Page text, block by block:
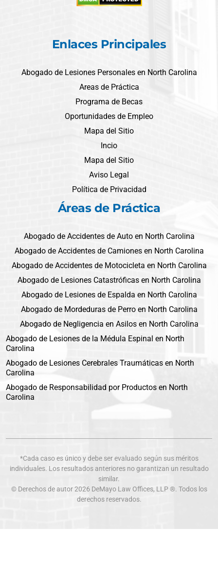
Enlaces Principales
Abogado de Lesiones Personales en North Carolina
Areas de Práctica
Programa de Becas
Oportunidades de Empleo
Mapa del Sitio
Incio
Mapa del Sitio
Aviso Legal
Política de Privacidad
Áreas de Práctica
Abogado de Accidentes de Auto en North Carolina
Abogado de Accidentes de Camiones en North Carolina
Abogado de Accidentes de Motocicleta en North Carolina
Abogado de Lesiones Catastróficas en North Carolina
Abogado de Lesiones de Espalda en North Carolina
Abogado de Mordeduras de Perro en North Carolina
Abogado de Negligencia en Asilos en North Carolina
Abogado de Lesiones de la Médula Espinal en North
Carolina
Abogado de Lesiones Cerebrales Traumáticas en North
Carolina
Abogado de Responsabilidad por Productos en North
Carolina
*Cada caso es único y debe ser evaluado según sus méritos
individuales. Los resultados anteriores no garantizan un resultado
similar.
© Derechos de autor 2026 DeMayo Law Offices, LLP ®. Todos los
derechos reservados.